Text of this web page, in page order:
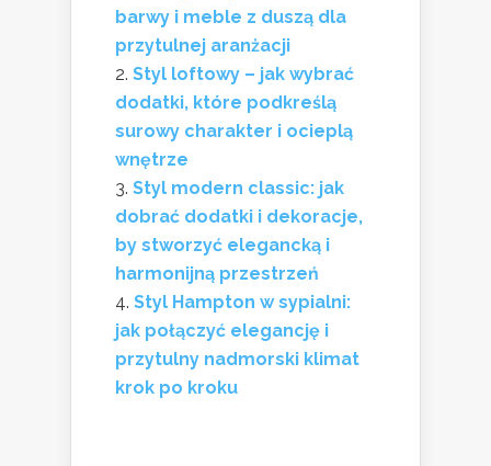
barwy i meble z duszą dla
przytulnej aranżacji
Styl loftowy – jak wybrać
dodatki, które podkreślą
surowy charakter i ocieplą
wnętrze
Styl modern classic: jak
dobrać dodatki i dekoracje,
by stworzyć elegancką i
harmonijną przestrzeń
Styl Hampton w sypialni:
jak połączyć elegancję i
przytulny nadmorski klimat
krok po kroku